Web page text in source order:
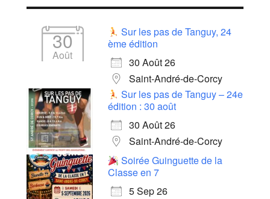
30
Août
Sur les pas de Tanguy, 24
ème édition
30 Août 26
Saint-André-de-Corcy
Sur les pas de Tanguy – 24e
édition : 30 août
30 Août 26
Saint-André-de-Corcy
Soirée Guinguette de la
Classe en 7
5 Sep 26